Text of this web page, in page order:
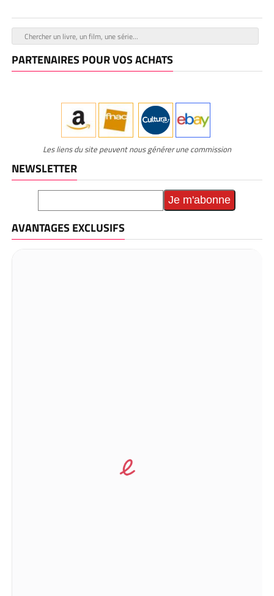
PARTENAIRES POUR VOS ACHATS
Les liens du site peuvent nous générer une commission
NEWSLETTER
AVANTAGES EXCLUSIFS